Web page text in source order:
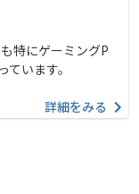
特にゲーミングP
います。
詳細をみる